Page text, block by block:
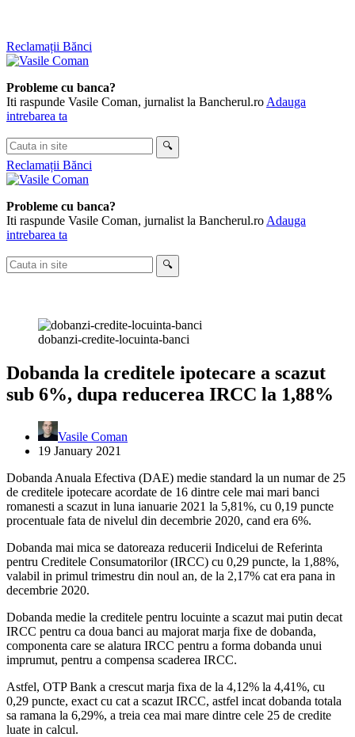
Skip
to
Reclamații Bănci
Probleme cu banca?
Iti raspunde Vasile Coman, jurnalist la Bancherul.ro Adauga
intrebarea ta
Cauta
in
site
🔍
Reclamații Bănci
Probleme cu banca?
Iti raspunde Vasile Coman, jurnalist la Bancherul.ro Adauga
intrebarea ta
Cauta
in
🔍
dobanzi-credite-locuinta-banci
Dobanda la creditele ipotecare a scazut
sub 6%, dupa reducerea IRCC la 1,88%
Vasile Coman
19 January 2021
Dobanda Anuala Efectiva (DAE) medie standard la un numar de 25
de creditele ipotecare acordate de 16 dintre cele mai mari banci
romanesti a scazut in luna ianuarie 2021 la 5,81%, cu 0,19 puncte
procentuale fata de nivelul din decembrie 2020, cand era 6%.
Dobanda mai mica se datoreaza reducerii Indicelui de Referinta
pentru Creditele Consumatorilor (IRCC) cu 0,29 puncte, la 1,88%,
valabil in primul trimestru din noul an, de la 2,17% cat era pana in
decembrie 2020.
Dobanda medie la creditele pentru locuinte a scazut mai putin decat
IRCC pentru ca doua banci au majorat marja fixe de dobanda,
componenta care se alatura IRCC pentru a forma dobanda unui
imprumut, pentru a compensa scaderea IRCC.
Astfel, OTP Bank a crescut marja fixa de la 4,12% la 4,41%, cu
0,29 puncte, exact cu cat a scazut IRCC, astfel incat dobanda totala
sa ramana la 6,29%, a treia cea mai mare dintre cele 25 de credite
luate in calcul.